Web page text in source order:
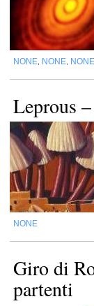
NONE NONE NONE
Leprous
NONE
Giro di
partenti